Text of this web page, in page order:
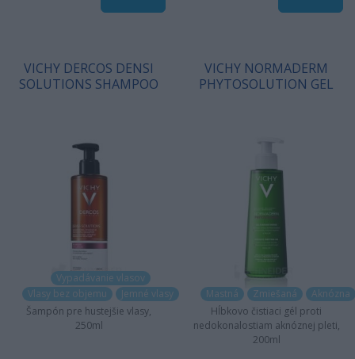
VICHY DERCOS DENSI
SOLUTIONS SHAMPOO
Vypadávanie vlasov
Vlasy bez objemu
Jemné vlasy
Šampón pre hustejšie vlasy,
250ml
VICHY NORMADERM
PHYTOSOLUTION GEL
Mastná Zmiešaná
Aknózna
Hĺbkovo čistiaci gél proti
nedokonalostiam aknóznej pleti,
200ml